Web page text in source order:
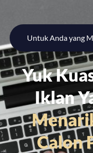
Untuk Anda yang
Yuk
Iklan
Calon